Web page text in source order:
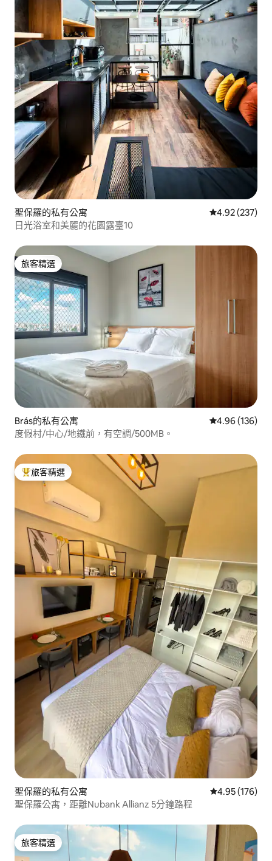
聖保羅的私有公寓 從 237 則評價
4.92 (237)
日光浴室和美麗的花園露臺10
旅客精選
旅客精選
Brás的私有公寓 從 136 則評價
4.96 (136)
度假村/中心/地鐵前，有空調/500MB。
旅客精選榜首
旅客精選
聖保羅的私有公寓 從 176 則評價
4.95 (176)
聖保羅公寓，距離Nubank Allianz 5分鐘路程
旅客精選
旅客精選